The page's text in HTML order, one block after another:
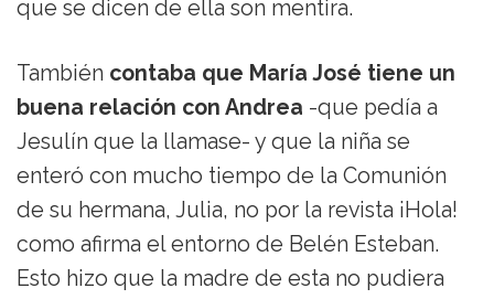
que se dicen de ella son mentira.
También contaba que María José tiene un
buena relación con Andrea -que pedía a
Jesulín que la llamase- y que la niña se
enteró con mucho tiempo de la Comunión
de su hermana, Julia, no por la revista ¡Hola!
como afirma el entorno de Belén Esteban.
Esto hizo que la madre de esta no pudiera